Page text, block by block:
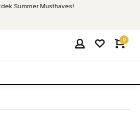
Summer Musthaves!
0